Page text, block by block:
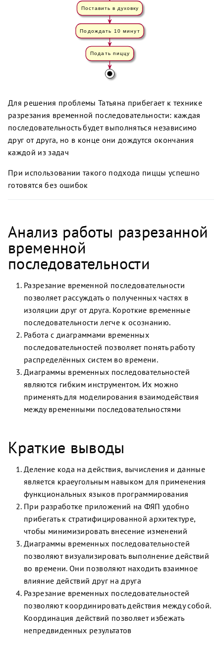
Для решения проблемы Татьяна прибегает к технике
разрезания временной последовательности: каждая
последовательность будет выполняться независимо
друг от друга, но в конце они дождутся окончания
каждой из задач
При использовании такого подхода пиццы успешно
готовятся без ошибок
Анализ работы разрезанной
временной
последовательности
Разрезание временной последовательности
позволяет рассуждать о полученных частях в
изоляции друг от друга. Короткие временные
последовательности легче к осознанию.
Работа с диаграммами временных
последовательностей позволяет понять работу
распределённых систем во времени.
Диаграммы временных последовательностей
являются гибким инструментом. Их можно
применять для моделирования взаимодействия
между временными последовательностями
Краткие выводы
Деление кода на действия, вычисления и данные
является краеугольным навыком для применения
функциональных языков программирования
При разработке приложений на ФЯП удобно
прибегать к стратифицированной архитектуре,
чтобы минимизировать внесение изменений
Диаграммы временных последовательностей
позволяют визуализировать выполнение действий
во времени. Они позволяют находить взаимное
влияние действий друг на друга
Разрезание временных последовательностей
позволяют координировать действия между собой.
Координация действий позволяет избежать
непредвиденных результатов